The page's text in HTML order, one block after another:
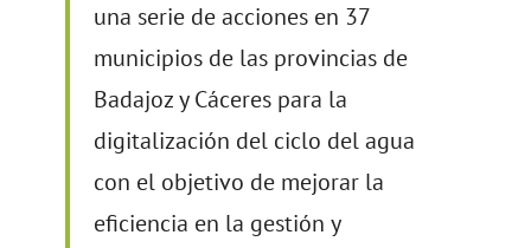
una serie de acciones en 37
municipios de las provincias de
Badajoz y Cáceres para la
digitalización del ciclo del agua
con el objetivo de mejorar la
eficiencia en la gestión y